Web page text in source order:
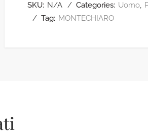
SKU: N/A Categories: Uomo
Tag: MONTECHIARO